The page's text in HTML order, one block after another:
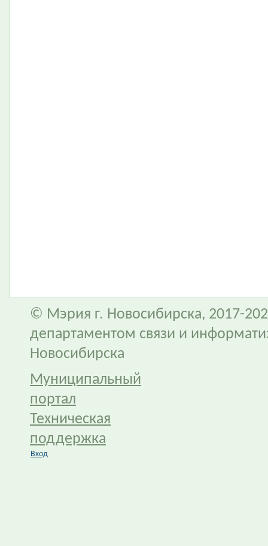
© Мэрия г. Новосибирска, 2017-
департаментом связи и
Новосибирска
Муниципальный
портал
Техническая
поддержка
Вход